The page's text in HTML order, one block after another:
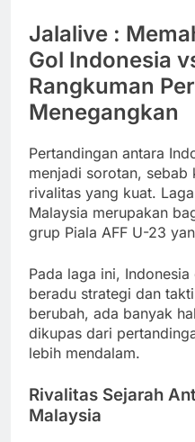
Jalalive :
Gol Indonesia
Rangkuman
Menegangkan
Pertandingan antara
menjadi sorotan, sebab
rivalitas yang kuat.
Malaysia merupakan
grup Piala AFF U-23
Pada laga ini,
beradu strategi dan
berubah, ada banyak
dikupas dari
lebih mendalam.
Rivalitas Sejarah
Malaysia